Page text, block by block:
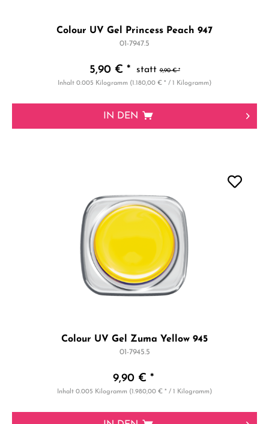
Colour UV Gel Princess Peach 947
01-7947.5
5,90 € *
9,90 € *
Inhalt0.005 Kilogramm (1.180,00 € * / 1 Kilogramm)
IN DEN
Colour UV Gel Zuma Yellow 945
01-7945.5
9,90 € *
Inhalt0.005 Kilogramm (1.980,00 € * / 1 Kilogramm)